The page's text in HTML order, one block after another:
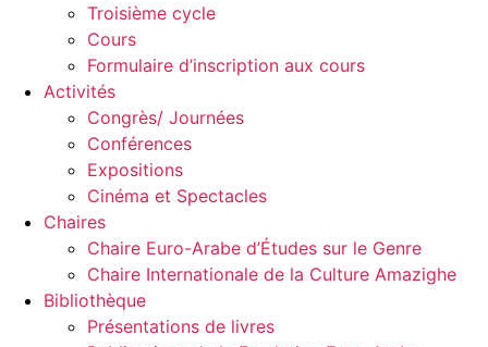
Troisième cycle
Cours
Formulaire d’inscription aux cours
Activités
Congrès/ Journées
Conférences
Expositions
Cinéma et Spectacles
Chaires
Chaire Euro-Arabe d’Études sur le Genre
Chaire Internationale de la Culture Amazighe
Bibliothèque
Présentations de livres